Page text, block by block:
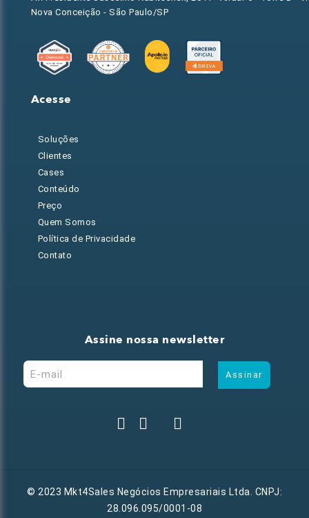
Nova Conceição - São Paulo/SP
Acesse
Soluções
Clientes
Cases
Conteúdo
Preço
Quem Somos
Política de Privacidade
Contato
Assine nossa newsletter
© 2023 Mkt4Sales Negócios Empresariais Ltda. CNPJ:
28.096.095/0001-08